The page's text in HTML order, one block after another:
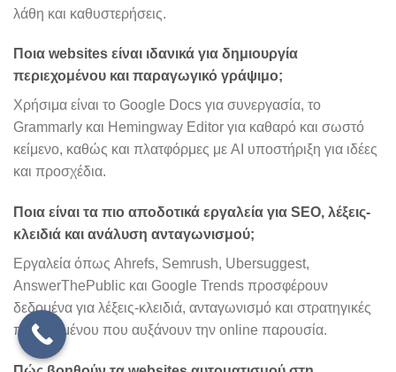
λάθη και καθυστερήσεις.
Ποια websites είναι ιδανικά για δημιουργία
περιεχομένου και παραγωγικό γράψιμο;
Χρήσιμα είναι το Google Docs για συνεργασία, το
Grammarly και Hemingway Editor για καθαρό και σωστό
κείμενο, καθώς και πλατφόρμες με AI υποστήριξη για ιδέες
και προσχέδια.
Ποια είναι τα πιο αποδοτικά εργαλεία για SEO, λέξεις-
κλειδιά και ανάλυση ανταγωνισμού;
Εργαλεία όπως Ahrefs, Semrush, Ubersuggest,
AnswerThePublic και Google Trends προσφέρουν
δεδομένα για λέξεις-κλειδιά, ανταγωνισμό και στρατηγικές
περιεχομένου που αυξάνουν την online παρουσία.